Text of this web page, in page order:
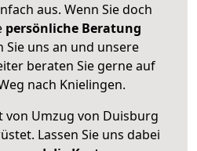
aus. Wenn Sie doch
persönliche Beratung
Sie uns an und unsere
beraten Sie gerne auf
nach Knielingen.
von Umzug von Duisburg
Lassen Sie uns dabei